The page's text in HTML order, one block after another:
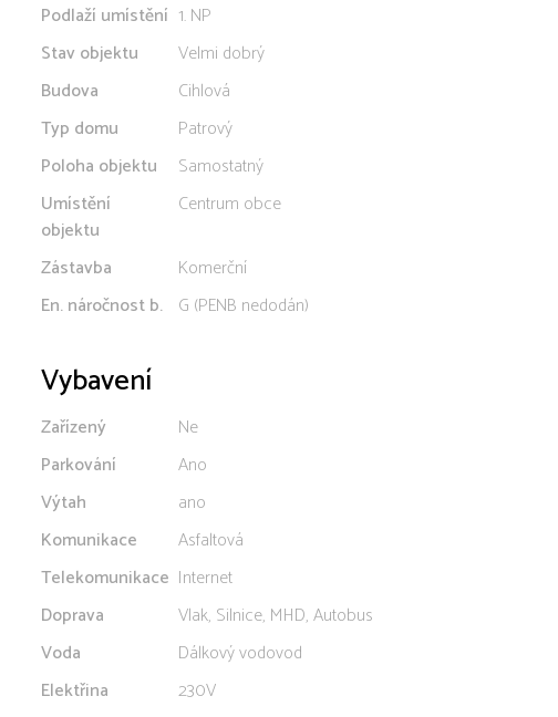
Podlaží umístění 1. NP
Stav objektu
Velmi dobrý
Budova
Cihlová
Typ domu
Patrový
Poloha objektu
Samostatný
Umístění
objektu
Centrum obce
Zástavba
Komerční
En. náročnost b. G (PENB nedodán)
Vybavení
Zařízený
Ne
Parkování
Ano
Výtah
ano
Komunikace
Asfaltová
Telekomunikace Internet
Doprava
Vlak, Silnice, MHD, Autobus
Voda
Dálkový vodovod
Elektřina
230V